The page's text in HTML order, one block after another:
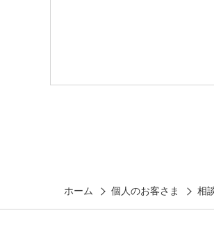
ホーム 個人のお客さま 相